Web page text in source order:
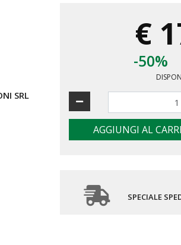
SRL
€
-50%
AGGIUNGI AL
SPECIALE